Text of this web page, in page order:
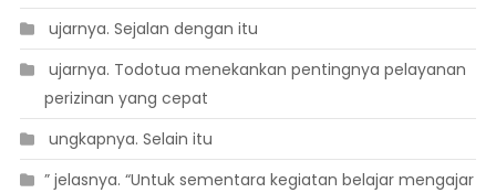
 ujarnya. Sejalan dengan itu
 ujarnya. Todotua menekankan pentingnya pelayanan
perizinan yang cepat
 ungkapnya. Selain itu
” jelasnya. “Untuk sementara kegiatan belajar mengajar